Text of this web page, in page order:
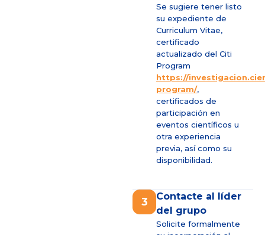
Se sugiere tener listo
su expediente de
Curriculum Vitae,
certificado
actualizado del Citi
Program
https://
program/,
certificados de
participación en
eventos científicos u
otra experiencia
previa, así como su
disponibilidad.
3
Contacte al líder
del grupo
Solicite formalmente